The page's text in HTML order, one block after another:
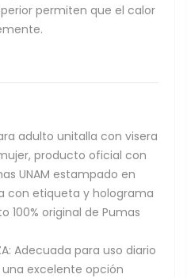
permiten que el calor
adulto unitalla con visera
producto oficial con
UNAM estampado en
con etiqueta y holograma
100% original de Pumas
Adecuada para uso diario
excelente opción